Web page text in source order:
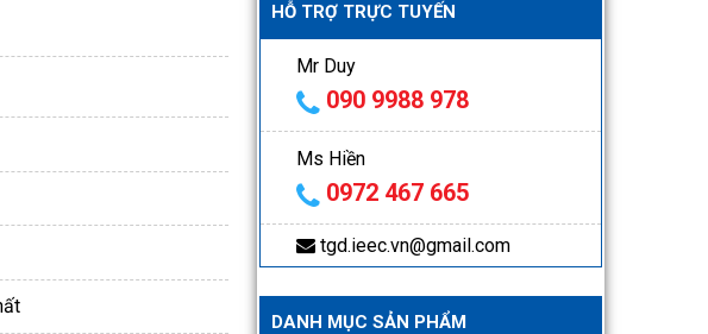
HỖ TRỢ TRỰC TUYẾN
Mr Duy
090 9988 978
Ms Hiền
0972 467 665
tgd.ieec.vn@gmail.com
DANH MỤC SẢN PHẨM